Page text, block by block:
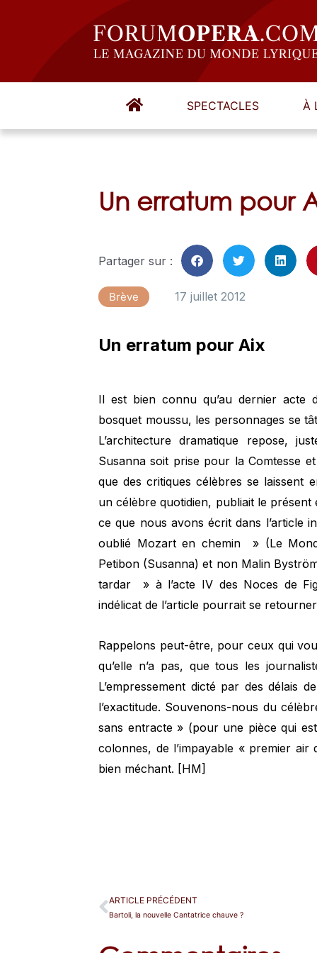
SPECTACLES À
Un erratum pour
Partager sur :
Brève 17 juillet 2012
Un erratum pour Aix
Il est bien connu qu’au dernier acte
bosquet moussu, les personnages se
L’architecture dramatique repose,
Susanna soit prise pour la Comtesse
que des critiques célèbres se laissent
un célèbre quotidien, publiait le
ce que nous avons écrit dans l’article
oublié Mozart en chemin » (Le
Petibon (Susanna) et non Malin
tardar » à l’acte IV des Noces de
indélicat de l’article pourrait se
Rappelons peut-être, pour ceux qui
qu’elle n’a pas, que tous les
L’empressement dicté par des délais
l’exactitude. Souvenons-nous du
sans entracte » (pour une pièce qui
colonnes, de l’impayable « premier air
bien méchant. [HM]
ARTICLE PRÉCÉDENT
Bartoli, la nouvelle Cantatrice chauve ?